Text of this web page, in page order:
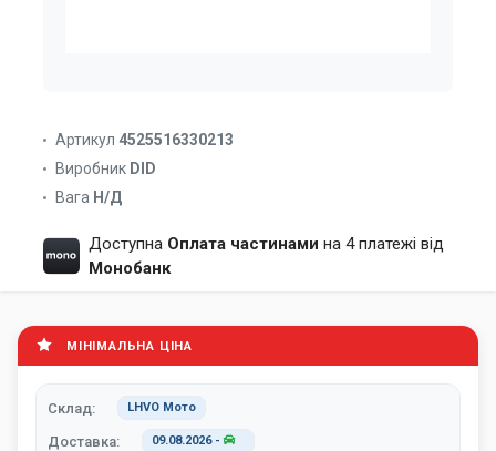
Артикул 4525516330213
Виробник DID
Вага Н/Д
Доступна Оплата частинами на 4 платежі від
Монобанк
МІНІМАЛЬНА ЦІНА
Склад: LHVO Мото
Доставка: 09.08.2026-